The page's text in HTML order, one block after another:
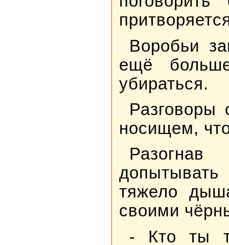
Воробьи
ещё
убираться.
Разговоры
носищем,
тяжело
своими
- Кто ты